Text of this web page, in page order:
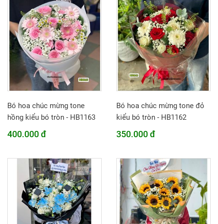
Bó hoa chúc mừng tone
hồng kiểu bó tròn - HB1163
400.000 đ
Bó hoa chúc mừng tone đỏ
kiểu bó tròn - HB1162
350.000 đ